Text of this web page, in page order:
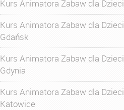
Kurs Animatora Zabaw dla Dzieci
Kurs Animatora Zabaw dla Dzieci
Gdańsk
Kurs Animatora Zabaw dla Dzieci
Gdynia
Kurs Animatora Zabaw dla Dzieci
Katowice